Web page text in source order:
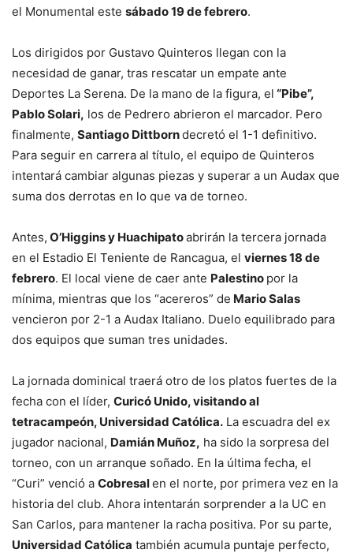
el Monumental este sábado 19 de febrero.
Los dirigidos por Gustavo Quinteros llegan con la
necesidad de ganar, tras rescatar un empate ante
Deportes La Serena. De la mano de la figura, el “Pibe”,
Pablo Solari, los de Pedrero abrieron el marcador. Pero
finalmente, Santiago Dittborndecretó el 1-1 definitivo.
Para seguir en carrera al título, el equipo de Quinteros
intentará cambiar algunas piezas y superar a un Audax que
suma dos derrotas en lo que va de torneo.
Antes, O’Higgins y Huachipatoabrirán la tercera jornada
en el Estadio El Teniente de Rancagua, el viernes 18 de
febrero. El local viene de caer ante Palestino por la
mínima, mientras que los “acereros” de Mario Salas
vencieron por 2-1 a Audax Italiano. Duelo equilibrado para
dos equipos que suman tres unidades.
La jornada dominical traerá otro de los platos fuertes de la
fecha con el líder, Curicó Unido, visitando al
tetracampeón, Universidad Católica. La escuadra del ex
jugador nacional, Damián Muñoz, ha sido la sorpresa del
torneo, con un arranque soñado. En la última fecha, el
“Curi” venció a Cobresalen el norte, por primera vez en la
historia del club. Ahora intentarán sorprender a la UC en
San Carlos, para mantener la racha positiva. Por su parte,
Universidad Católica también acumula puntaje perfecto,